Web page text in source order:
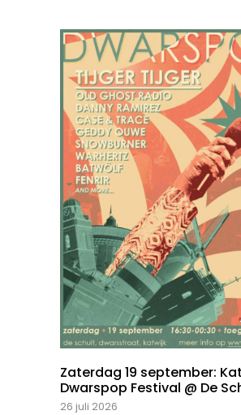
Zaterdag 19 september:
Dwarspop Festival @ De
26 juli 2026